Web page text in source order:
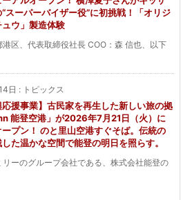
スーパーバイザー役”に初挑戦！「オリジ
ウ」製造体験
区、代表取締役社長 COO：森 信也、以下
日 : トピックス
応援事業】古民家を再生した新しい旅の拠
能登空港」が2026年7月21日（火）に
プン！ のと里山空港すぐそば。伝統の
た温かな空間で能登の明日を照らす。
ーのグループ会社である、株式会社能登の